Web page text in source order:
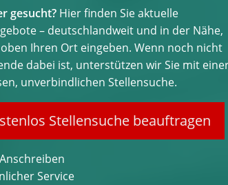
gesucht? Hier finden Sie aktuelle
– deutschlandweit und in der Nähe,
Ihren Ort eingeben. Wenn noch nicht
dabei ist, unterstützen wir Sie mit
unverbindlichen Stellensuche.
Stellensuche beauftragen
Service